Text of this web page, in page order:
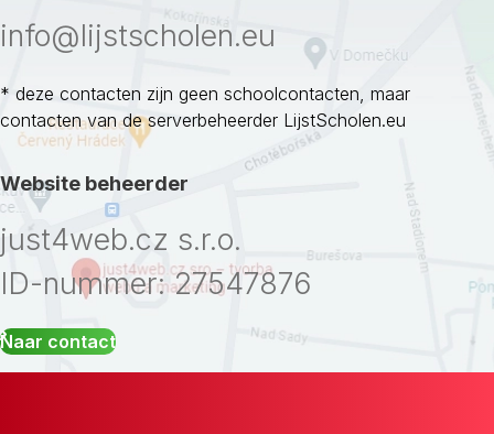
info@lijstscholen.eu
* deze contacten zijn geen schoolcontacten, maar
contacten van de serverbeheerder LijstScholen.eu
Website beheerder
just4web.cz s.r.o.
ID-nummer: 27547876
Naar contact